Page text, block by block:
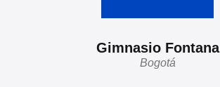
Gimnasio Fontana
Bogotá